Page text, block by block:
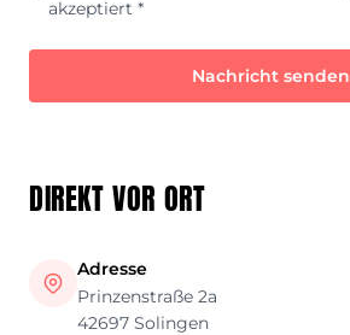
akzeptiert *
Nachricht senden
DIREKT VOR ORT
Adresse
Prinzenstraße 2a
42697 Solingen